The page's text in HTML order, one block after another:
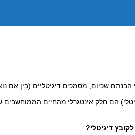
שכיום, מסמכים דיגיטליים (בין אם
הם חלק אינטגרלי מהחיים הממוחשבים
לקובץ דיגיטלי?